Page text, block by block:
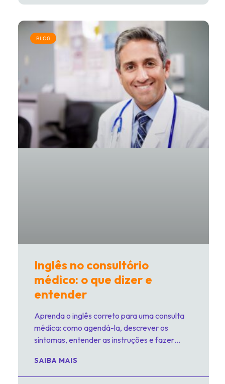
BLOG
Inglês no consultório
médico: o que dizer e
entender
Aprenda o inglês correto para uma consulta
médica: como agendá-la, descrever os
sintomas, entender as instruções e fazer
SAIBA MAIS